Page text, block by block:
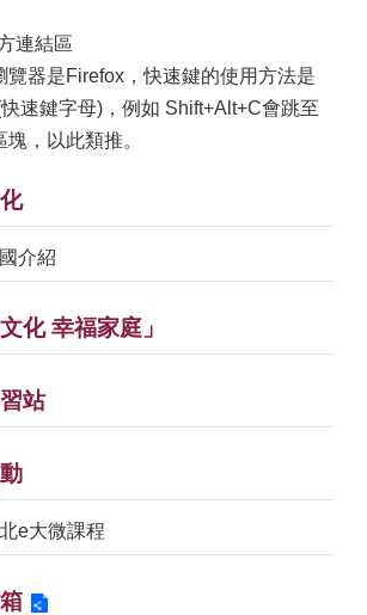
連結區
覽器是Firefox，快速鍵的使用方法是
速鍵字母)，例如 Shift+Alt+C會跳至
，以此類推。
介紹
化 幸福家庭」
站
e大微課程